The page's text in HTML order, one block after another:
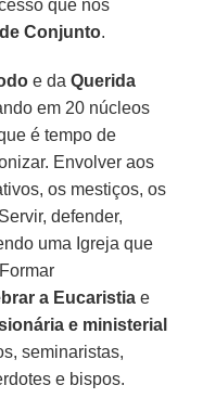
que nos
Conjunto.
e daQuerida
em 20 núcleos
é tempo de
Envolver aos
os mestiços, os
defender,
uma Igreja que
a Eucaristia e
e ministerial
seminaristas,
e bispos.